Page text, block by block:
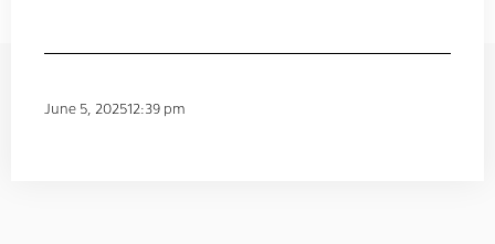
June 5, 202512:39 pm